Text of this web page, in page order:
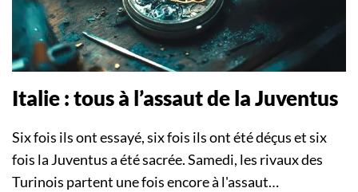
Italie : tous à l’assaut de la Juventus
Six fois ils ont essayé, six fois ils ont été déçus et six
fois la Juventus a été sacrée. Samedi, les rivaux des
Turinois partent une fois encore à l'assaut…